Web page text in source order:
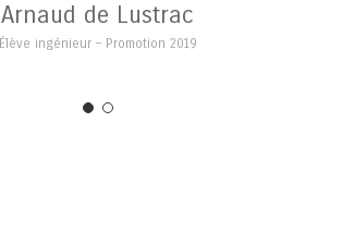
Arnaud de Lustrac
Élève ingénieur – Promotion 2019